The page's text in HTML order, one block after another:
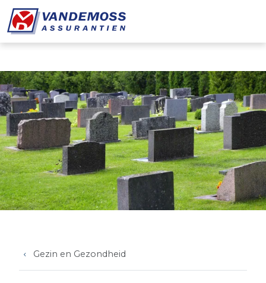
Overslaan en naar de inhoud gaan
Gezin en Gezondheid